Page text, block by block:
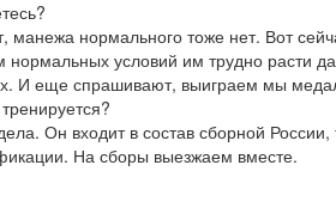
манежа нормального тоже нет. Вот
нормальных условий им трудно расти
И еще спрашивают, выиграем мы
Он входит в состав сборной России,
На сборы выезжаем вместе.